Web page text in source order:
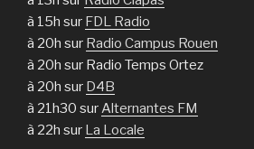
à 15h sur FDL Radio
à 20h sur Radio Campus Rouen
à 20h sur Radio Temps Ortez
à 20h sur D4B
à 21h30 surAlternantes FM
à 22h sur La Locale